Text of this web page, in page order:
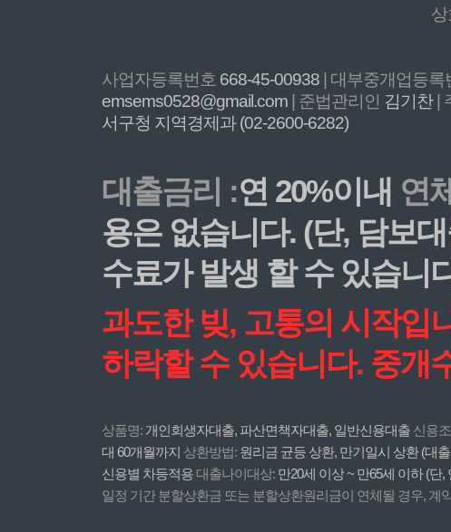
상
사업자등록번호 668-45-00938 | 대부중개업등록
emsems0528@gmail.com
| 준법관리인 김기찬 |
서구청 지역경제과 (02-2600-6282)
대출금리 :연 20%이내 연
용은 없습니다. (단, 담보
수료가 발생 할 수 있습니
과도한 빚, 고통의 시작입
하락할 수 있습니다. 중개
상품명: 개인회생자대출, 파산면책자대출, 일반신용대출 신용
대 60개월까지 상환방법: 원리금 균등 상환, 만기일시 상환 (대
신용별 차등적용 대출나이대상: 만20세 이상 ~ 만65세 이하 (
일정 기간 분할상환금 또는 분할상환원리금이 연체될 경우,